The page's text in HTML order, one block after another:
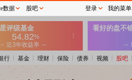
行 基金 理财 保险 债券 视频 股吧
数据 股吧 登录 我的菜单